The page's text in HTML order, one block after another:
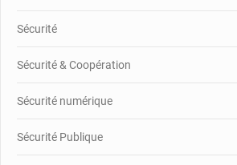
Sécurité
Sécurité & Coopération
Sécurité numérique
Sécurité Publique